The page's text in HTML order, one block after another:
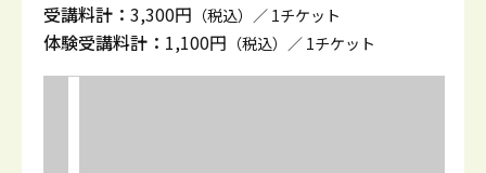
受講料計： 3,300円 （税込）／ 1チケット
体験受講料計： 1,100円 （税込）／ 1チケット